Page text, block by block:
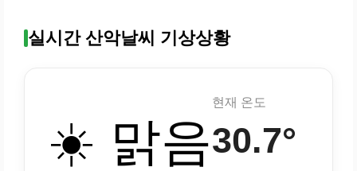
실시간 산악날씨 기상상황
☀️ 맑음
현재 온도
30.7°